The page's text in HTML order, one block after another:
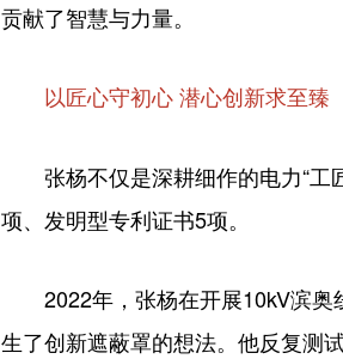
贡献了智慧与力量。
以匠心守初心 潜心创新求至臻
张杨不仅是深耕细作的电力“工
项、发明型专利证书5项。
2022年，张杨在开展10kV滨奥
生了创新遮蔽罩的想法。他反复测